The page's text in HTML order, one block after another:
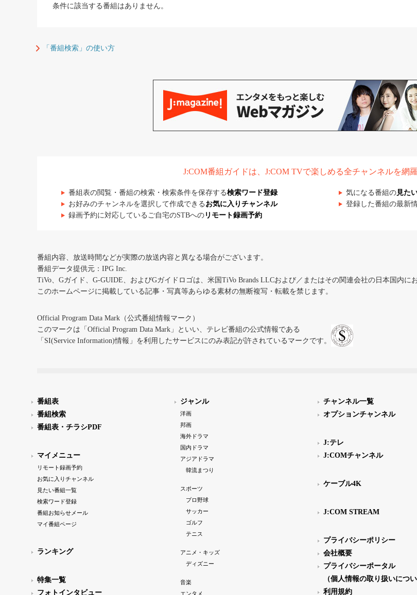
条件に該当する番組はありません。
「番組検索」の使い方
J:COM番組ガイドは、J:COM TVで楽しめる全チャンネルを網
番組表の閲覧・番組の検索・検索条件を保存する検索ワード登録 気になる番組の見た
お好みのチャンネルを選択して作成できる お気に入りチャンネル 登録した番組の最新
録画予約に対応しているご自宅のSTBへの リモート録画予約
番組内容、放送時間などが実際の放送内容と異なる場合がございます。
番組データ提供元：IPG Inc.
TiVo、Gガイド、G-GUIDE、およびGガイドロゴは、米国TiVo Brands LLCおよび／またはその関連会社の日本国内に
このホームページに掲載している記事・写真等あらゆる素材の無断複写・転載を禁じます。
Official Program Data Mark（公式番組情報マーク）
このマークは「Official Program Data Mark」といい、テレビ番組の公式情報である
「SI(Service Information)情報」を利用したサービスにのみ表記が許されているマークです。
番組表
番組検索
番組表・チラシPDF
マイメニュー
リモート録画予約
お気に入りチャンネル
見たい番組一覧
検索ワード登録
番組お知らせメール
マイ番組ページ
ランキング
特集一覧
フォトインタビュー
ジャンル
洋画
邦画
海外ドラマ
国内ドラマ
アジアドラマ
韓流まつり
スポーツ
プロ野球
サッカー
ゴルフ
テニス
アニメ・キッズ
ディズニー
音楽
エンタメ
チャンネル一覧
オプションチャンネル
J:テレ
J:COMチャンネル
ケーブル4K
J:COM STREAM
プライバシーポリシー
会社概要
プライバシーポータル
（個人情報の取り扱いについ
利用規約